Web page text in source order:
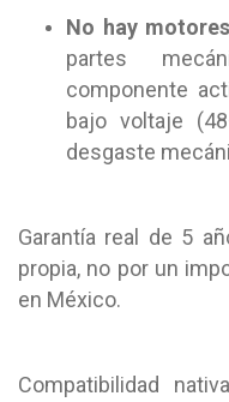
No hay
partes
componente
bajo voltaje
desgaste
Garantía real de 5
propia, no por un
en México.
Compatibilidad